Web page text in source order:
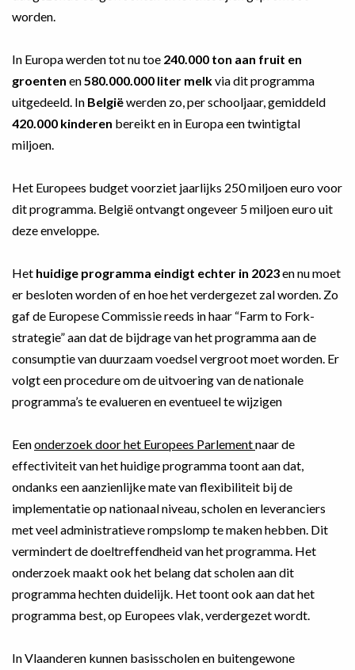
worden.
In Europa werden tot nu toe 240.000 ton aan fruit en
groenten en 580.000.000 liter melkvia dit programma
uitgedeeld. In Belgiëwerden zo, per schooljaar, gemiddeld
420.000 kinderen bereikt en in Europa een twintigtal
miljoen.
Het Europees budget voorziet jaarlijks 250 miljoen euro voor
dit programma. België ontvangt ongeveer 5 miljoen euro uit
deze enveloppe.
Het huidige programma eindigt echter in 2023en nu moet
er besloten worden of en hoe het verdergezet zal worden. Zo
gaf de Europese Commissie reeds in haar “Farm to Fork-
strategie” aan dat de bijdrage van het programma aan de
consumptie van duurzaam voedsel vergroot moet worden. Er
volgt een procedure om de uitvoering van de nationale
programma’s te evalueren en eventueel te wijzigen
Eenonderzoek door het Europees Parlementnaar de
effectiviteit van het huidige programma toont aan dat,
ondanks een aanzienlijke mate van flexibiliteit bij de
implementatie op nationaal niveau, scholen en leveranciers
met veel administratieve rompslomp te maken hebben. Dit
vermindert de doeltreffendheid van het programma. Het
onderzoek maakt ook het belang dat scholen aan dit
programma hechten duidelijk. Het toont ook aan dat het
programma best, op Europees vlak, verdergezet wordt.
In Vlaanderen kunnen basisscholen en buitengewone